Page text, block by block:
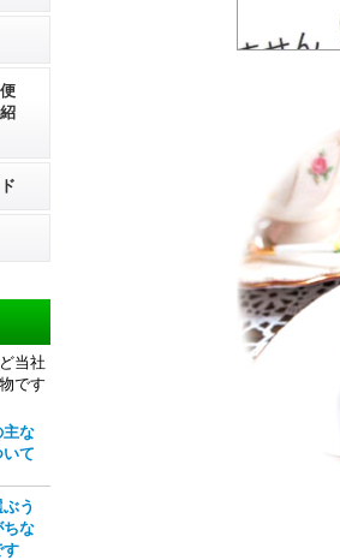
当社
です
主な
て
う
ちな
す